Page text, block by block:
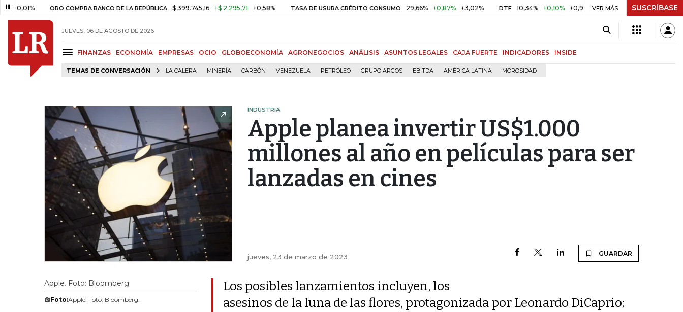
ORO COMPRA BANCO DE LA REPÚBLICA $ 399.745,16 +$ 2.295,71 +0,58% TASA DE USURA CRÉDITO CONSUMO 29,66% +0,87% +3,02% DTF 10,34% +0,10% +0,98% UVR $ 416,86 +$ 0,05 +0,01%
VER MÁS SUSCRÍBASE
JUEVES, 06 DE AGOSTO DE 2026
FINANZAS ECONOMÍA EMPRESAS OCIO GLOBOECONOMÍA AGRONEGOCIOS ANÁLISIS ASUNTOS LEGALES CAJA FUERTE INDICADORES INSIDE
TEMAS DE CONVERSACIÓN LA CALERA MINERÍA CARBÓN VENEZUELA PETRÓLEO GRUPO ARGOS EBITDA AMÉRICA LATINA MOROSIDAD
INDUSTRIA
Apple planea invertir US$1.000
millones al año en películas para ser
lanzadas en cines
jueves, 23 de marzo de 2023 GUARDAR
Apple. Foto: Bloomberg.
Foto:Apple. Foto: Bloomberg.
Los posibles lanzamientos incluyen, los
asesinos de la luna de las flores, protagonizada por Leonardo DiCaprio;